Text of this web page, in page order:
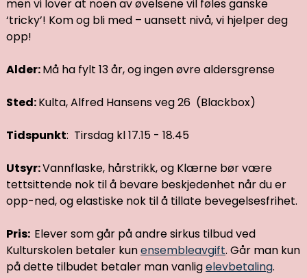
men vi lover at noen av øvelsene vil føles ganske
‘tricky’! Kom og bli med – uansett nivå, vi hjelper deg
opp!
Alder:Må ha fylt 13 år, og ingen øvre aldersgrense
Sted:Kulta, Alfred Hansens veg 26 (Blackbox)
Tidspunkt: Tirsdag kl 17.15 - 18.45
Utsyr:Vannflaske, hårstrikk, og Klærne bør være
tettsittende nok til å bevare beskjedenhet når du er
opp-ned, og elastiske nok til å tillate bevegelsesfrihet.
Pris: Elever som går på andre sirkus tilbud ved
Kulturskolen betaler kunensembleavgift. Går man kun
på dette tilbudet betaler man vanligelevbetaling.